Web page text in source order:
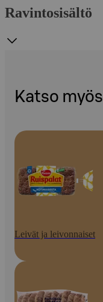
Ravintosisältö
Katso myös
Leivät ja leivonnaiset